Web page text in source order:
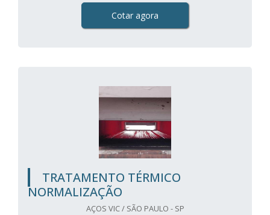
Cotar agora
TRATAMENTO TÉRMICO
NORMALIZAÇÃO
AÇOS VIC / SÃO PAULO - SP